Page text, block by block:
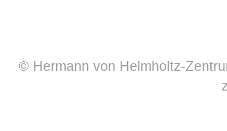
© Hermann von Helmholtz-